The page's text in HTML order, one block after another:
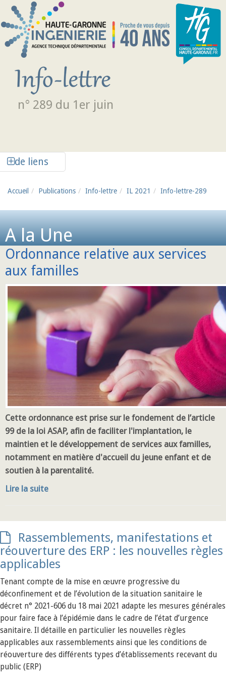
Aller au contenu principal
n° 289 du 1er juin
de liens
Accueil Publications Info-lettre IL 2021 Info-lettre-289
A la Une
Ordonnance relative aux services
aux familles
Cette ordonnance est prise sur le fondement de l’article
99 de la loi ASAP, afin de faciliter l'implantation, le
maintien et le développement de services aux familles,
notamment en matière d'accueil du jeune enfant et de
soutien à la parentalité.
Lire la suite
Rassemblements, manifestations et
réouverture des ERP : les nouvelles règles
applicables
Tenant compte de la mise en œuvre progressive du
déconfinement et de l’évolution de la situation sanitaire le
décret n° 2021-606 du 18 mai 2021 adapte les mesures générales
pour faire face à l’épidémie dans le cadre de l’état d’urgence
sanitaire. Il détaille en particulier les nouvelles règles
applicables aux rassemblements ainsi que les conditions de
réouverture des différents types d’établissements recevant du
public (ERP)